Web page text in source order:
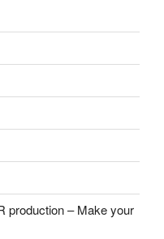
production – Make your